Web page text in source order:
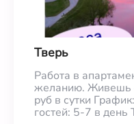
Тверь
Работа в
желанию. Живешь
руб в сутки
гостей: 5-7 в день